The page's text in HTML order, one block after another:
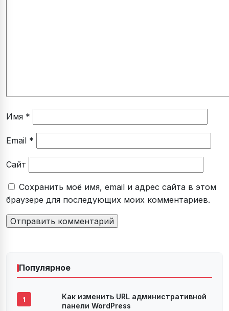
Имя *
Email *
Сайт
Сохранить моё имя, email и адрес сайта в этом
браузере для последующих моих комментариев.
Популярное
1
Как изменить URL административной
панели WordPress